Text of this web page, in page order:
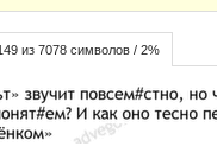
из 7078 символов / 2%